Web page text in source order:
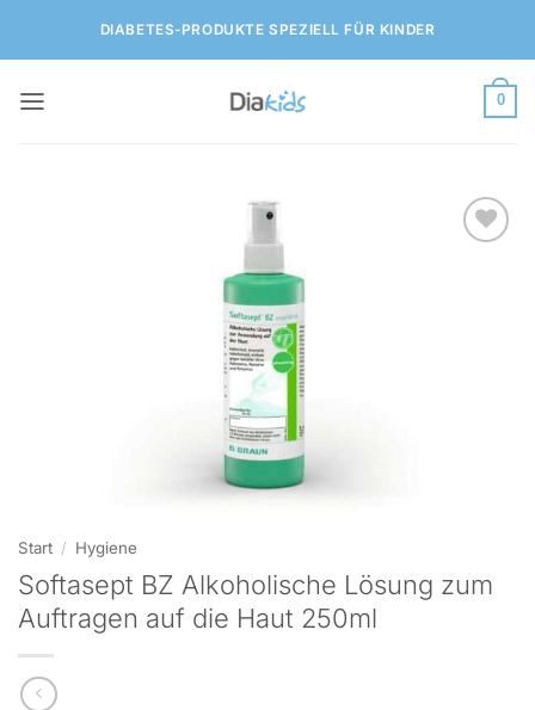
DIABETES-PRODUKTE SPEZIELL FÜR KINDER
0
Start / Hygiene
Softasept BZ Alkoholische Lösung zum
Auftragen auf die Haut 250ml